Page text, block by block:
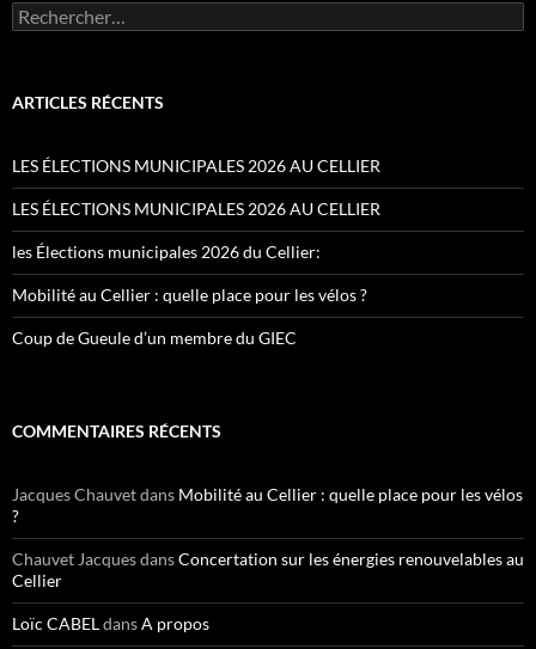
Rechercher :
ARTICLES RÉCENTS
LES ÉLECTIONS MUNICIPALES 2026 AU CELLIER
LES ÉLECTIONS MUNICIPALES 2026 AU CELLIER
les Élections municipales 2026 du Cellier:
Mobilité au Cellier : quelle place pour les vélos ?
Coup de Gueule d’un membre du GIEC
COMMENTAIRES RÉCENTS
Jacques Chauvetdans Mobilité au Cellier : quelle place pour les vélos
?
Chauvet JacquesdansConcertation sur les énergies renouvelables au
Cellier
Loïc CABELdansA propos